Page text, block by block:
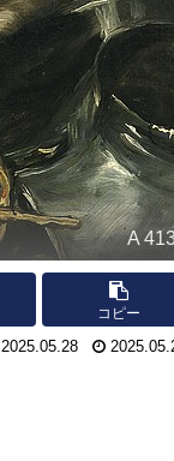
A
コピー
2025.05.28